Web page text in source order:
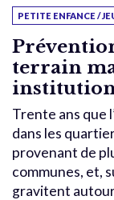
PETITE ENFANCE /
terrain
Trente ans que
dans les
provenant de
communes, et,
gravitent